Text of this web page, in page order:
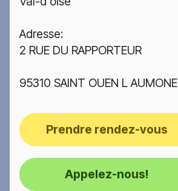
Adresse:
2 RUE DU RAPPORTEUR
95310 SAINT OUEN L AUMONE
Prendre rendez-vous
Appelez-nous!